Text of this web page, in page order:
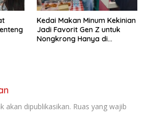
Kedai Makan Minum Kekinian
Jadi Favorit Gen Z untuk
Nongkrong Hanya di
akan dipublikasikan. Ruas yang wajib